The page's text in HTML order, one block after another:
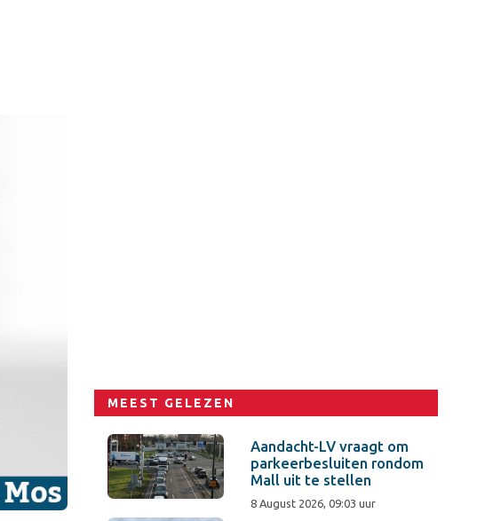
MEEST GELEZEN
Aandacht-LV vraagt om
parkeerbesluiten rondom
Mall uit te stellen
8 August 2026, 09:03 uur